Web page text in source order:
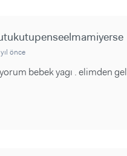
Videolar
Videolar
Ürünler
Sorular ve
önce
bebek yagı . elimden